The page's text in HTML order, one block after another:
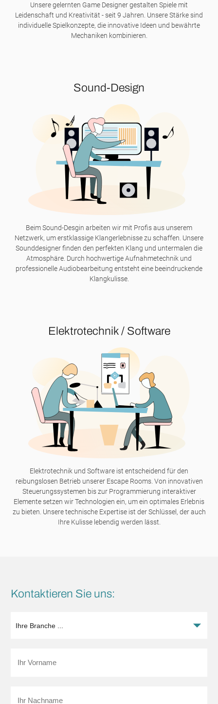
Unsere gelernten Game Designer gestalten Spiele mit
Leidenschaft und Kreativität - seit 9 Jahren. Unsere Stärke sind
individuelle Spielkonzepte, die innovative Ideen und bewährte
Mechaniken kombinieren.
Sound-Design
Beim Sound-Desgin arbeiten wir mit Profis aus unserem
Netzwerk, um erstklassige Klangerlebnisse zu schaffen. Unsere
Sounddesigner finden den perfekten Klang und untermalen die
Atmosphäre. Durch hochwertige Aufnahmetechnik und
professionelle Audiobearbeitung entsteht eine beeindruckende
Klangkulisse.
Elektrotechnik / Software
Elektrotechnik und Software ist entscheidend für den
reibungslosen Betrieb unserer Escape Rooms. Von innovativen
Steuerungssystemen bis zur Programmierung interaktiver
Elemente setzen wir Technologien ein, um ein optimales Erlebnis
zu bieten. Unsere technische Expertise ist der Schlüssel, der auch
Ihre Kulisse lebendig werden lässt.
Kontaktieren Sie uns:
Titel